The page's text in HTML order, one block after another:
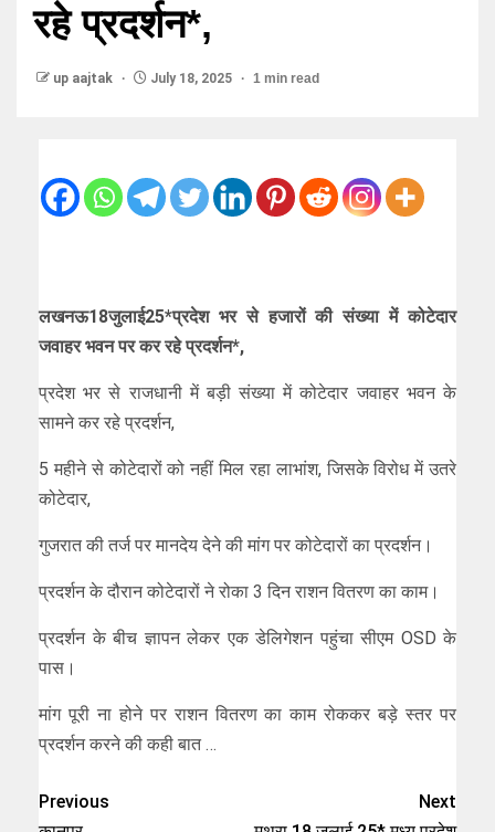
रहे प्रदर्शन*,
up aajtak July 18, 2025 1 min read
लखनऊ18जुलाई25*प्रदेश भर से हजारों की संख्या में कोटेदार
जवाहर भवन पर कर रहे प्रदर्शन*,
प्रदेश भर से राजधानी में बड़ी संख्या में कोटेदार जवाहर भवन के
सामने कर रहे प्रदर्शन,
5 महीने से कोटेदारों को नहीं मिल रहा लाभांश, जिसके विरोध में उतरे
कोटेदार,
गुजरात की तर्ज पर मानदेय देने की मांग पर कोटेदारों का प्रदर्शन।
प्रदर्शन के दौरान कोटेदारों ने रोका 3 दिन राशन वितरण का काम।
प्रदर्शन के बीच ज्ञापन लेकर एक डेलिगेशन पहुंचा सीएम OSD के
पास।
मांग पूरी ना होने पर राशन वितरण का काम रोककर बड़े स्तर पर
प्रदर्शन करने की कही बात …
Previous
Next